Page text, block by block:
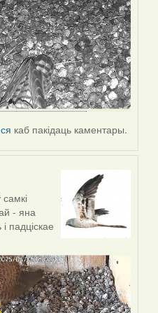
каб пакідаць каментары.
- яна
падціскае